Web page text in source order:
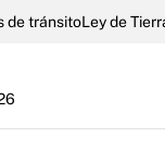
de tránsitoLey de